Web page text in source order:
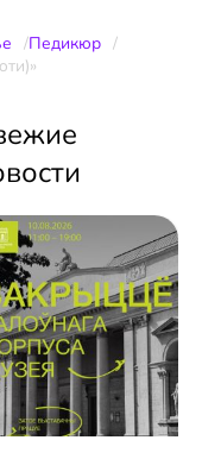
Педикюр